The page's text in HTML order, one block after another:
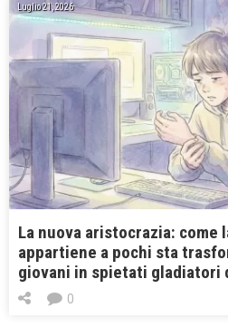
Luglio 21, 2026
La nuova aristocrazia: come
appartiene a pochi sta
giovani in spietati gladiatori
0